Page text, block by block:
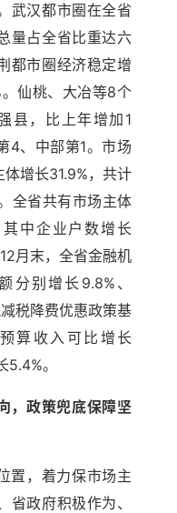
武汉都市圈在全省
量占全省比重达六
都市圈经济稳定增
仙桃、大冶等8个
县，比上年增加1
4、中部第1。市场
增长31.9%，共计
全省共有市场主体
中企业户数增长
月末，全省金融机
分别增长9.8%、
税降费优惠政策基
算收入可比增长
。
，政策兜底保障坚
置，着力保市场主
省政府积极作为、